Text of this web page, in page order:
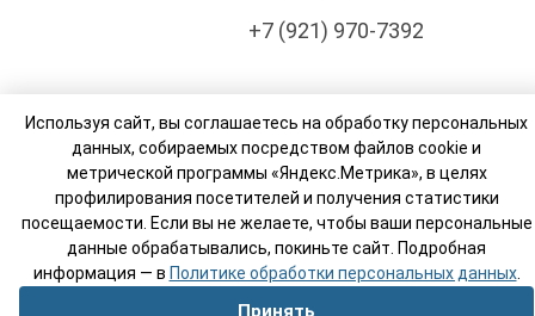
+7 (921) 970-7392
© Компания Росси Тур Бизнес (РТ Бизнес). 2003-
2026
Реестровый номер туроператора: МВТ 007765
Используя сайт, вы соглашаетесь на обработку персональных
данных, собираемых посредством файлов cookie и
метрической программы «Яндекс.Метрика», в целях
профилирования посетителей и получения статистики
посещаемости. Если вы не желаете, чтобы ваши персональные
данные обрабатывались, покиньте сайт. Подробная
информация — в Политике обработки персональных данных.
Принять